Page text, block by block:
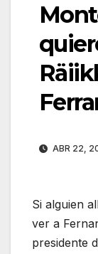
ABR 22,
Si alguien
ver a
presidente